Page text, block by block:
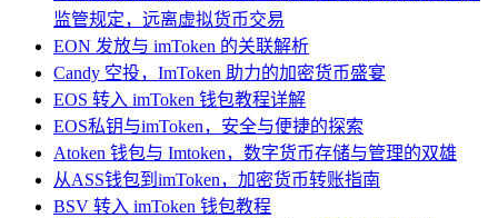
监管规定，远离虚拟货币交易
EON 发放与 imToken 的关联解析
Candy 空投，ImToken 助力的加密货币盛宴
EOS 转入 imToken 钱包教程详解
EOS私钥与imToken，安全与便捷的探索
Atoken 钱包与 Imtoken，数字货币存储与管理的双雄
从ASS钱包到imToken，加密货币转账指南
BSV 转入 imToken 钱包教程